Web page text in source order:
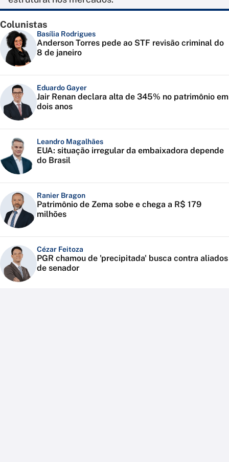
Colunistas
Basília Rodrigues
Anderson Torres pede ao STF revisão criminal do
8 de janeiro
Eduardo Gayer
Jair Renan declara alta de 345% no patrimônio em
dois anos
Leandro Magalhães
EUA: situação irregular da embaixadora depende
do Brasil
Ranier Bragon
Patrimônio de Zema sobe e chega a R$ 179
milhões
Cézar Feitoza
PGR chamou de 'precipitada' busca contra aliados
de senador